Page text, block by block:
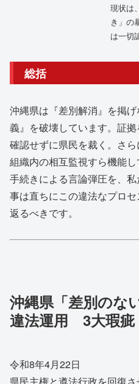
現状は
き」の
は一切
総括
沖縄県は『差別解消』を掲
義』を破壊しています。証
確認せずに県民を裁く。さら
組織内の相互監視すら機能
手続きによる言論弾圧を、
事は直ちにこの違法なプロ
返るべきです。
沖縄県「差別のな
違法運用 3大瑕疵
令和8年4月22日
県民主権と遵法行政を回復